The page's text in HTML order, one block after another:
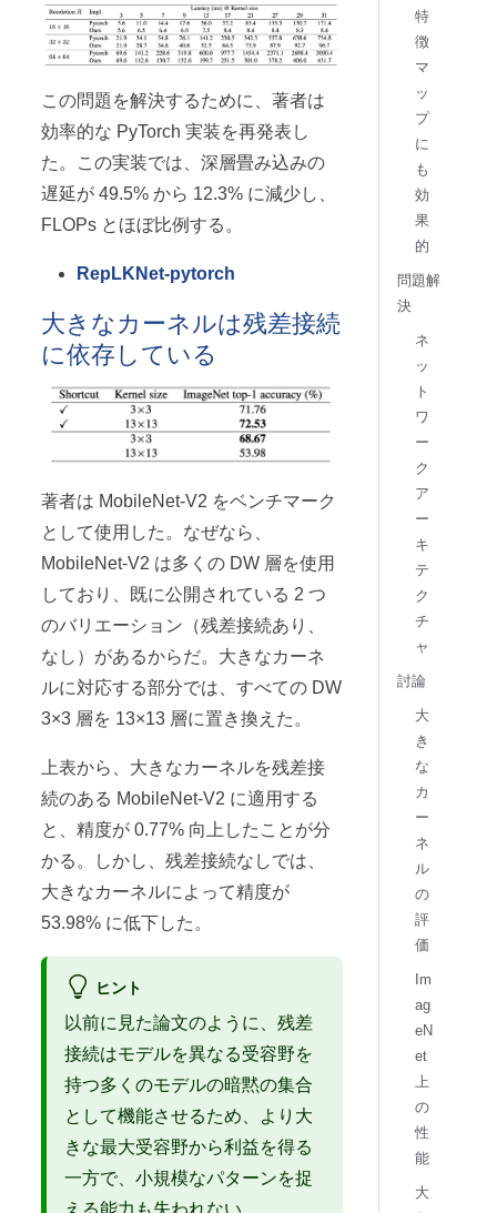
この問題を解決するために、著者は
効率的な PyTorch 実装を再発表し
た。この実装では、深層畳み込みの
遅延が 49.5% から 12.3% に減少し、
FLOPs とほぼ比例する。
RepLKNet-pytorch
大きなカーネルは残差接続
に依存している
著者は MobileNet-V2 をベンチマーク
として使用した。なぜなら、
MobileNet-V2 は多くの DW 層を使用
しており、既に公開されている 2 つ
のバリエーション（残差接続あり、
なし）があるからだ。大きなカーネ
ルに対応する部分では、すべての DW
3×3 層を 13×13 層に置き換えた。
上表から、大きなカーネルを残差接
続のある MobileNet-V2 に適用する
と、精度が 0.77% 向上したことが分
かる。しかし、残差接続なしでは、
大きなカーネルによって精度が
53.98% に低下した。
ヒント
以前に見た論文のように、残差
接続はモデルを異なる受容野を
持つ多くのモデルの暗黙の集合
として機能させるため、より大
きな最大受容野から利益を得る
一方で、小規模なパターンを捉
える能力も失われない。
特
徴
マ
ッ
プ
に
も
効
果
的
問題解
決
ネ
ッ
ト
ワ
ー
ク
ア
ー
キ
テ
ク
チ
ャ
討論
大
き
な
カ
ー
ネ
ル
の
評
価
Im
ag
eN
et
上
の
性
能
大